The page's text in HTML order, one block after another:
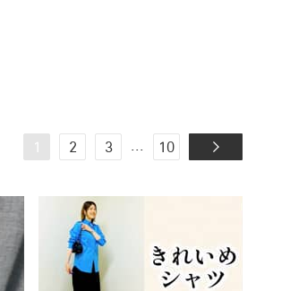
1 2 3 ... 10